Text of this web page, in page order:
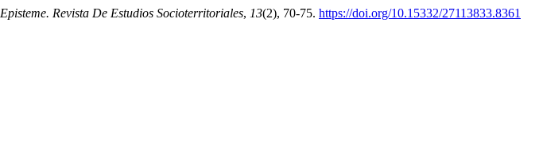
Episteme. Revista De Estudios Socioterritoriales, 13(2), 70-75. https://doi.org/10.15332/27113833.8361